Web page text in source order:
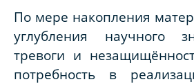
По мере накопления
углубления научного
тревоги и
потребность в